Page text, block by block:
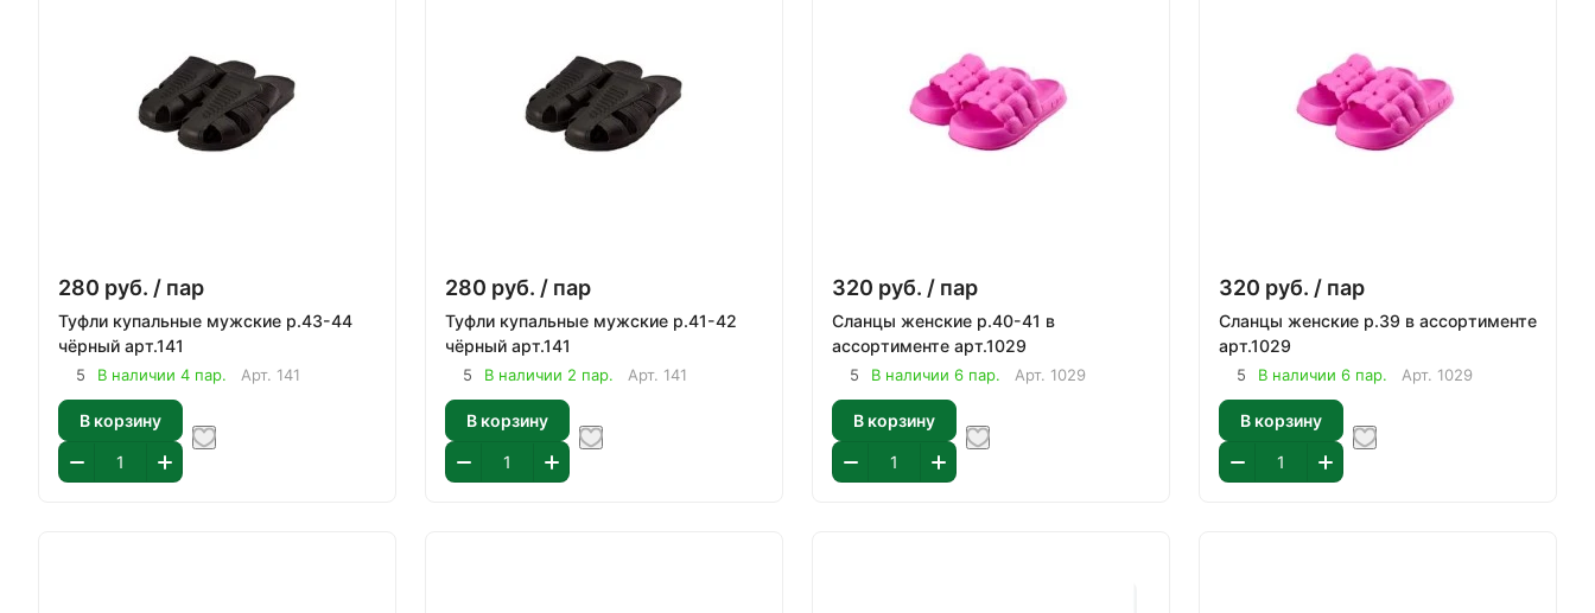
280 руб. / пар
Туфли купальные мужские р.43-44
чёрный арт.141
5 В наличии 4 пар. Арт. 141
В корзину
280 руб. / пар
Туфли купальные мужские р.41-42
чёрный арт.141
5 В наличии 2 пар. Арт. 141
В корзину
320 руб. / пар
Сланцы женские р.40-41 в
ассортименте арт.1029
5 В наличии 6 пар. Арт. 1029
В корзину
320 руб. / пар
Сланцы женские р.39 в ассортименте
арт.1029
5 В наличии 6 пар. Арт. 1029
В корзину